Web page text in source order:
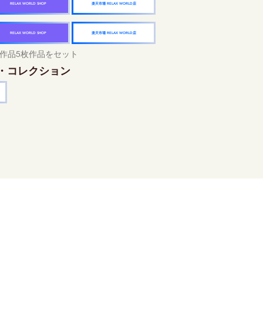
楽天市場 RELAX WORLD店
RELAX WORLD SHOP
楽天市場 RELAX WORLD店
RELAX WORLD SHOP
品5枚作品をセット
コレクション